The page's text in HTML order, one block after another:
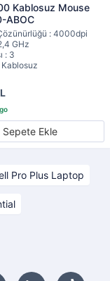
Kablosuz Mouse
ABOC
: 4000dpi
GHz
: 3
Kablosuz
Sepete Ekle
Pro Plus Laptop